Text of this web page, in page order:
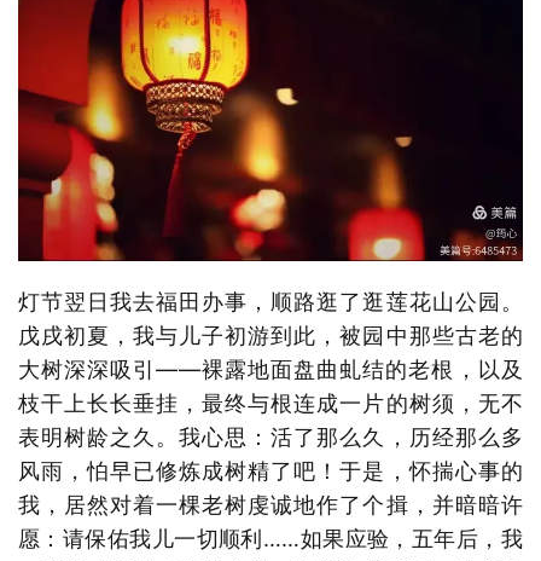
灯节翌日我去福田办事，顺路逛了逛莲花山公园。
戊戌初夏，我与儿子初游到此，被园中那些古老的
大树深深吸引——裸露地面盘曲虬结的老根，以及
枝干上长长垂挂，最终与根连成一片的树须，无不
表明树龄之久。我心思：活了那么久，历经那么多
风雨，怕早已修炼成树精了吧！于是，怀揣心事的
我，居然对着一棵老树虔诚地作了个揖，并暗暗许
愿：请保佑我儿一切顺利……如果应验，五年后，我